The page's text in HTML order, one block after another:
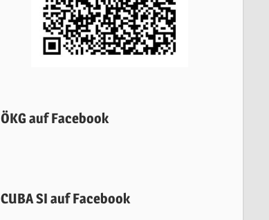
ÖKG auf Facebook
CUBA SI auf Facebook